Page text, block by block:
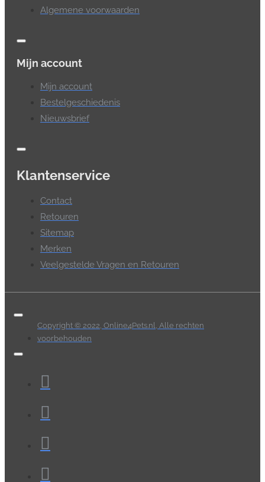
Algemene voorwaarden
Mijn account
Mijn account
Bestelgeschiedenis
Nieuwsbrief
Klantenservice
Contact
Retouren
Sitemap
Merken
Veelgestelde Vragen en Retouren
Copyright © 2022, Online4Pets.nl, Alle rechten
voorbehouden